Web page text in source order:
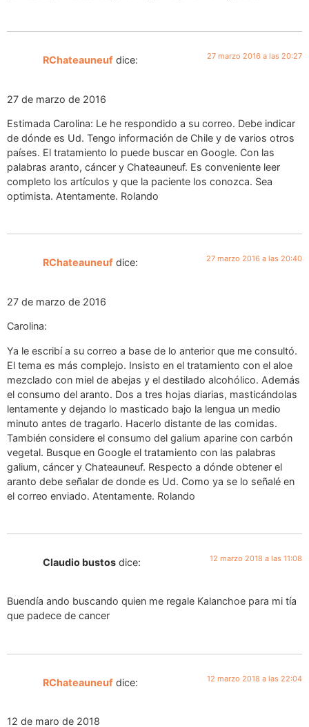
RChateauneuf dice: 27 marzo 2016 a las 20:27
27 de marzo de 2016
Estimada Carolina: Le he respondido a su correo. Debe indicar
de dónde es Ud. Tengo información de Chile y de varios otros
países. El tratamiento lo puede buscar en Google. Con las
palabras aranto, cáncer y Chateauneuf. Es conveniente leer
completo los artículos y que la paciente los conozca. Sea
optimista. Atentamente. Rolando
RChateauneuf dice: 27 marzo 2016 a las 20:40
27 de marzo de 2016
Carolina:
Ya le escribí a su correo a base de lo anterior que me consultó.
El tema es más complejo. Insisto en el tratamiento con el aloe
mezclado con miel de abejas y el destilado alcohólico. Además
el consumo del aranto. Dos a tres hojas diarias, masticándolas
lentamente y dejando lo masticado bajo la lengua un medio
minuto antes de tragarlo. Hacerlo distante de las comidas.
También considere el consumo del galium aparine con carbón
vegetal. Busque en Google el tratamiento con las palabras
galium, cáncer y Chateauneuf. Respecto a dónde obtener el
aranto debe señalar de donde es Ud. Como ya se lo señalé en
el correo enviado. Atentamente. Rolando
Claudio bustos dice: 12 marzo 2018 a las 11:08
Buendía ando buscando quien me regale Kalanchoe para mi tía
que padece de cancer
RChateauneuf dice: 12 marzo 2018 a las 22:04
12 de maro de 2018